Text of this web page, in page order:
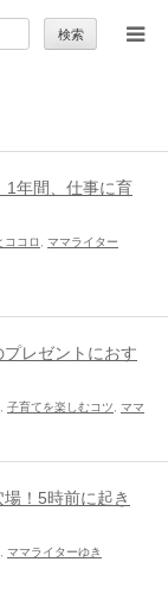
1年間、仕事に育
ココロ
ママライター
レゼントにおす
子育てを楽しむコツ
ママ
！5時前に起き
ママライターゆき